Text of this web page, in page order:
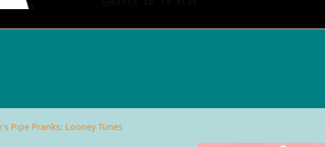
Pipe Pranks: Looney Tunes